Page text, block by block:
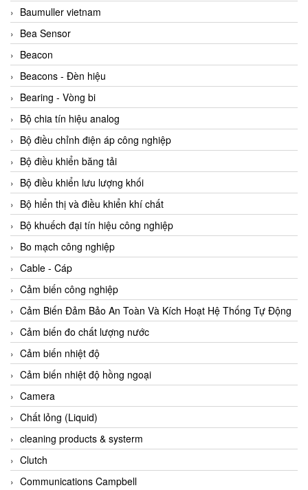
AccuWeb Vietnam
Acey
ACOEM Vietnam
ADCA Vietnam
ADFweb Vietnam
Adler Vietnam
Ados Vietnam
Advanced Energy Vietnam
Advantech Vietnam
Agate Vietnam
AGR International Vietnam
Aichi Tokei Denki Vietnam
Aii Vietnam
AIKOH
AINUO Vietnam
AIR MAJOR
Aira Euro Automation
Airtac Vietnam
Airtec Vietnam
AI-Tek Vietnam
Akerstroms Viet Nam
AKO Armaturen & Separationstechnik
AKO Armaturen & Separationstechnik Vietnam
Baumuller vietnam
Bea Sensor
Beacon
Beacons - Đèn hiệu
Bearing - Vòng bi
Bộ chia tín hiệu analog
Bộ điều chỉnh điện áp công nghiệp
Bộ điều khiển băng tải
Bộ điều khiển lưu lượng khối
Bộ hiển thị và điều khiển khí chất
Bộ khuếch đại tín hiệu công nghiệp
Bo mạch công nghiệp
Cable - Cáp
Cảm biến công nghiệp
Cảm Biến Đảm Bảo An Toàn Và Kích Hoạt Hệ Thống Tự Động
Cảm biến đo chất lượng nước
Cảm biến nhiệt độ
Cảm biến nhiệt độ hồng ngoại
Camera
Chất lỏng (Liquid)
cleaning products & systerm
Clutch
Communications Campbell